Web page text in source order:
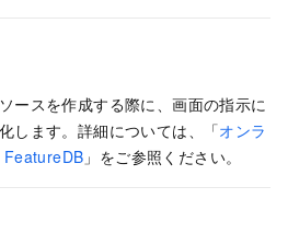
ースを作成する際に、画面の指示に
します。詳細については、「オンラ
FeatureDB 」をご参照ください。